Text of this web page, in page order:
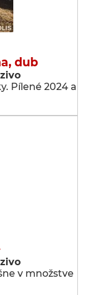
dub
Pílené 2024 a
v množstve